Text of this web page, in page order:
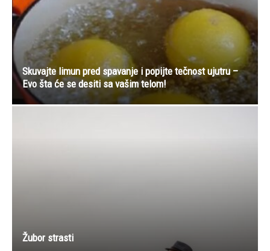
Skuvajte limun pred spavanje i popijte tečnost ujutru –
Evo šta će se desiti sa vašim telom!
Žubor strasti